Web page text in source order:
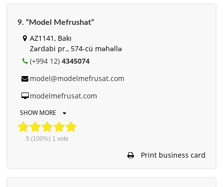
9. “Model Mefrushat”
AZ1141, Bakı
Zərdabi pr., 574-cü məhəllə
(+994 12) 4345074
model@modelmefrusat.com
modelmefrusat.com
SHOW MORE
5 (100%) 1 vote
Print business card